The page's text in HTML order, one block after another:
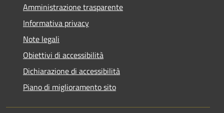
Amministrazione trasparente
Informativa privacy
Note legali
Obiettivi di accessibilità
Dichiarazione di accessibilità
Piano di miglioramento sito